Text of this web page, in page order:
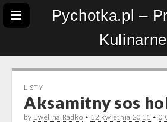
Pychotka.pl –
Kulinarne
LISTY
Aksamitny sos
by Ewelina Radko • 12 kwietnia 2011 • 0